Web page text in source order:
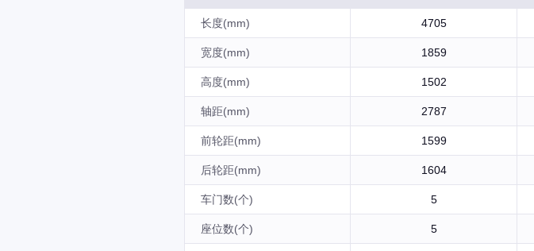
长度(mm) 4705
宽度(mm) 1859
高度(mm) 1502
轴距(mm) 2787
前轮距(mm) 1599
后轮距(mm) 1604
车门数(个) 5
座位数(个) 5